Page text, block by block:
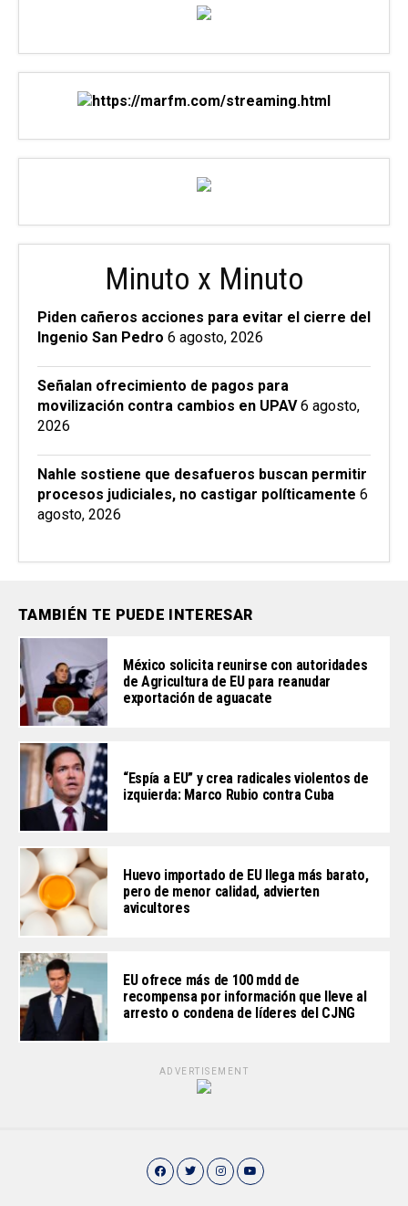
Minuto x Minuto
Piden cañeros acciones para evitar el cierre del
Ingenio San Pedro 6 agosto, 2026
Señalan ofrecimiento de pagos para
movilización contra cambios en UPAV 6 agosto,
2026
Nahle sostiene que desafueros buscan permitir
procesos judiciales, no castigar políticamente 6
agosto, 2026
TAMBIÉN TE PUEDE INTERESAR
México solicita reunirse con autoridades
de Agricultura de EU para reanudar
exportación de aguacate
“Espía a EU” y crea radicales violentos de
izquierda: Marco Rubio contra Cuba
Huevo importado de EU llega más barato,
pero de menor calidad, advierten
avicultores
EU ofrece más de 100 mdd de
recompensa por información que lleve al
arresto o condena de líderes del CJNG
ADVERTISEMENT